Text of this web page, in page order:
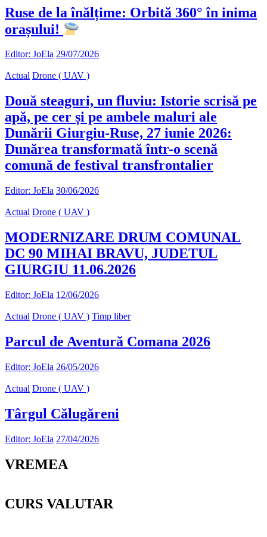
Ruse de la înălțime: Orbită 360° în inima
orașului!
Editor: JoEla 29/07/2026
Actual Drone ( UAV )
Două steaguri, un fluviu: Istorie scrisă pe
apă, pe cer și pe ambele maluri ale
Dunării Giurgiu-Ruse, 27 iunie 2026:
Dunărea transformată într-o scenă
comună de festival transfrontalier
Editor: JoEla 30/06/2026
Actual Drone ( UAV )
MODERNIZARE DRUM COMUNAL
DC 90 MIHAI BRAVU, JUDETUL
GIURGIU 11.06.2026
Editor: JoEla 12/06/2026
Actual Drone ( UAV ) Timp liber
Parcul de Aventură Comana 2026
Editor: JoEla 26/05/2026
Actual Drone ( UAV )
Târgul Călugăreni
Editor: JoEla 27/04/2026
VREMEA
CURS VALUTAR